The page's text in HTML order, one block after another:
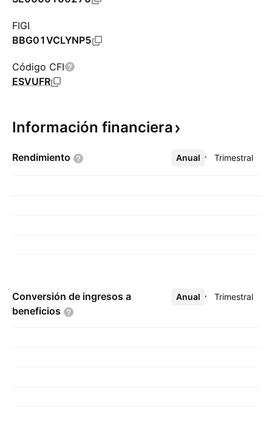
FIGI
BBG01VCLYNP5
Código CFI
ESVUFR
Información financiera
Rendimiento Anual Trimestral
Más
Conversión de ingresos a
beneficios
Anual Trimestral
Más